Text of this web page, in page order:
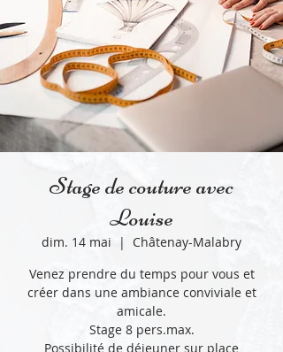
Stage de couture avec
Louise
dim. 14 mai
  |
Châtenay-Malabry
Venez prendre du temps pour vous et
créer dans une ambiance conviviale et
amicale.
Stage 8 pers.max.
Possibilité de déjeuner sur place